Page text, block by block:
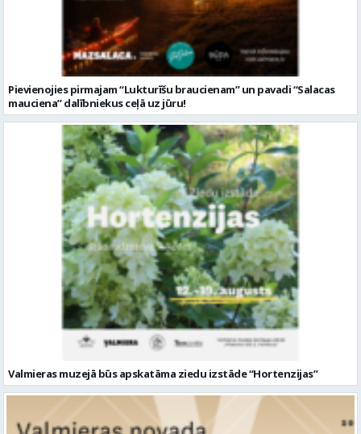
Pievienojies pirmajam “Lukturīšu braucienam” un pavadi “Salacas
mauciena” dalībniekus ceļā uz jūru!
Valmieras muzejā būs apskatāma ziedu izstāde “Hortenzijas”